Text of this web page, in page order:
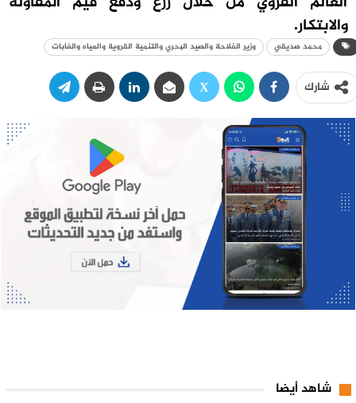
والابتكار.
محمد صديقي وزير الفلاحة والصيد البحري والتنمية القروية والمياه والغابات
شارك
شاهد أيضا